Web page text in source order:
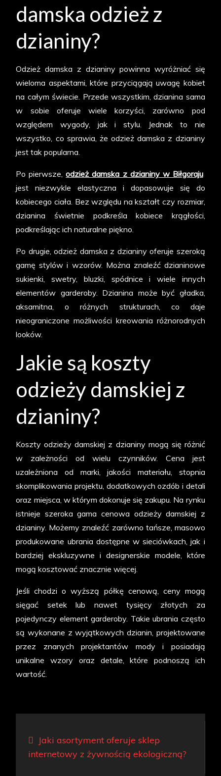
damska odzież z
dzianiny?
Odzież damska z dzianiny powinna wyróżniać się
wieloma aspektami, które przyciągają uwagę kobiet
na całym świecie. Przede wszystkim, dzianina sama
w sobie oferuje wiele korzyści, zarówno pod
względem wygody, jak i stylu. Jednak to nie
wszystko, co sprawia, że odzież damska z dzianiny
jest tak popularna.
Po pierwsze,odzież damska z dzianiny w Biłgoraju
jest niezwykle elastyczna i dopasowuje się do
kobiecego ciała. Bez względu na kształt czy rozmiar,
dzianina świetnie podkreśla kobiece krągłości,
podkreślając ich naturalne piękno.
Po drugie, odzież damska z dzianiny oferuje szeroką
gamę stylów i wzorów. Można znaleźć dzianinowe
sukienki, swetry, bluzki, spódnice i wiele innych
elementów garderoby. Dzianina może być gładka,
aksamitna, o różnych strukturach, co daje
nieograniczone możliwości kreowania różnorodnych
looków.
Jakie są koszty
odzieży damskiej z
dzianiny?
Koszty odzieży damskiej z dzianiny mogą się różnić
w zależności od wielu czynników. Cena jest
uzależniona od marki, jakości materiału, stopnia
skomplikowania projektu, dodatkowych ozdób i detali
oraz miejsca, w którym dokonuje się zakupu. Na rynku
istnieje szeroka gama cenowa odzieży damskiej z
dzianiny. Możemy znaleźć zarówno tańsze, masowo
produkowane ubrania dostępne w sieciówkach, jak i
bardziej ekskluzywne i designerskie modele, które
mogą kosztować znacznie więcej.
Jeśli chodzi o wyższą półkę cenową, ceny mogą
sięgać setek lub nawet tysięcy złotych za
pojedynczy element garderoby. Takie ubrania często
są wykonane z wyjątkowych dzianin, projektowane
przez znanych projektantów mody i posiadają
unikalne wzory oraz detale, które podnoszą ich
wartość.
wpisu
Jaki asortyment oferuje sklep
internetowy z żywnością ekologiczną?